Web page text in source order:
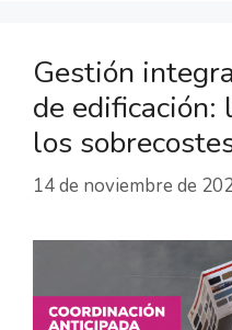
Gestión
de edificación:
los
14 de noviembre de